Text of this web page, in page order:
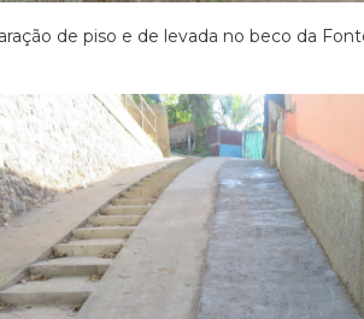
de piso e de levada no beco da